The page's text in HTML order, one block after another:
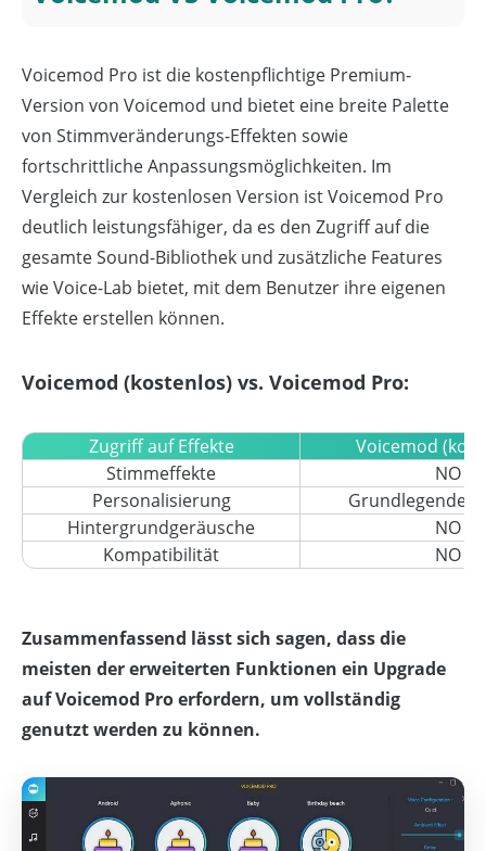
Voicemod Pro ist die kostenpflichtige Premium-
Version von Voicemod und bietet eine breite Palette
von Stimmveränderungs-Effekten sowie
fortschrittliche Anpassungsmöglichkeiten. Im
Vergleich zur kostenlosen Version ist Voicemod Pro
deutlich leistungsfähiger, da es den Zugriff auf die
gesamte Sound-Bibliothek und zusätzliche Features
wie Voice-Lab bietet, mit dem Benutzer ihre eigenen
Effekte erstellen können.
Voicemod (kostenlos) vs. Voicemod Pro:
Zugriff auf Effekte
Voicemod
Stimmeffekte
NO
Personalisierung
Grundlegende
Hintergrundgeräusche
NO
Kompatibilität
NO
Zusammenfassend lässt sich sagen, dass die
meisten der erweiterten Funktionen ein Upgrade
auf Voicemod Pro erfordern, um vollständig
genutzt werden zu können.